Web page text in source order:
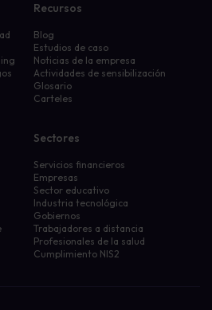
Recursos
Blog
Estudios de caso
Noticias de la empresa
Actividades de sensibilización
Glosario
Carteles
Sectores
Servicios financieros
Empresas
Sector educativo
Industria tecnológica
Gobiernos
Trabajadores a distancia
Profesionales de la salud
Cumplimiento NIS2